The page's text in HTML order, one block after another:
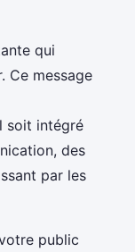
qui
Ce message
soit intégré
des
par les
public